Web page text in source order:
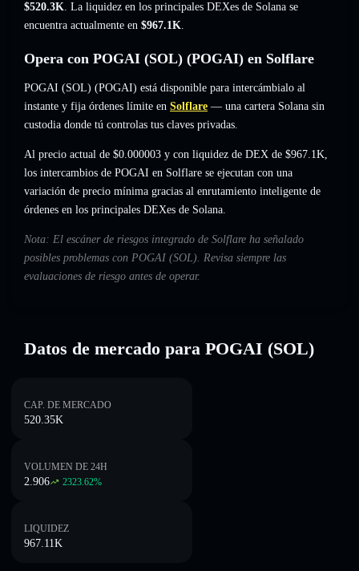
$520.3K. La liquidez en los principales DEXes de Solana se
encuentra actualmente en $967.1K.
Opera con POGAI (SOL) (POGAI) en Solflare
POGAI (SOL) (POGAI) está disponible para intercámbialo al
instante y fija órdenes límite en Solflare — una cartera Solana sin
custodia donde tú controlas tus claves privadas.
Al precio actual de $0.000003 y con liquidez de DEX de $967.1K,
los intercambios de POGAI en Solflare se ejecutan con una
variación de precio mínima gracias al enrutamiento inteligente de
órdenes en los principales DEXes de Solana.
Nota: El escáner de riesgos integrado de Solflare ha señalado
posibles problemas con POGAI (SOL). Revisa siempre las
evaluaciones de riesgo antes de operar.
Datos de mercado para POGAI (SOL)
CAP. DE MERCADO
520.35K
VOLUMEN DE 24H
2.906 2323.62%
LIQUIDEZ
967.11K